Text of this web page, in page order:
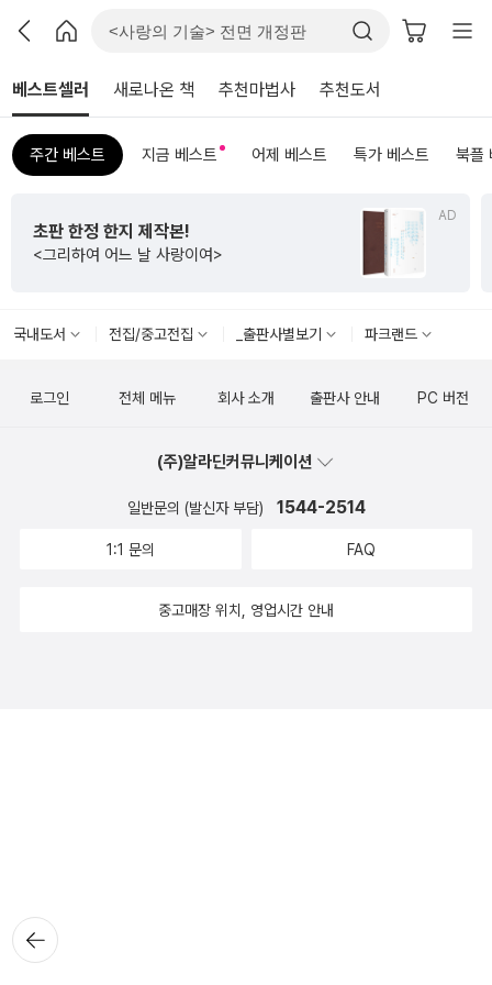
베스트셀러 새로나온 책 추천마법사 추천도서
주간 베스트 지금 베스트 어제 베스트 특가 베스트 북플
AD
초판 한정 한지 제작본!
<그리하여 어느 날 사랑이여>
국내도서 전집/중고전집 _출판사별보기 파크랜드
뒤로가
기
로그인 전체 메뉴 회사 소개 출판사 안내 PC 버전
(주)알라딘커뮤니케이션
일반문의 (발신자 부담) 1544-2514
1:1 문의 FAQ
중고매장 위치, 영업시간 안내